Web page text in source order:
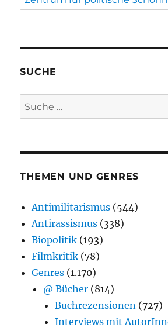
SUCHE
Suche
nach:
THEMEN UND GENRES
Antimilitarismus (544)
Antirassismus (338)
Biopolitik (193)
Filmkritik (78)
Genres (1.170)
@ Bücher (814)
Buchrezensionen (727)
Interviews mit